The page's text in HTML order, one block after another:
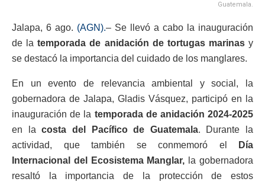
Guatemala.
Jalapa, 6 ago. (AGN).– Se llevó a cabo la inauguración
de latemporada de anidación de tortugas marinasy
se destacó la importancia del cuidado de los manglares.
En un evento de relevancia ambiental y social, la
gobernadora de Jalapa, Gladis Vásquez, participó en la
inauguración de la temporada de anidación 2024-2025
en lacosta del Pacífico de Guatemala. Durante la
actividad, que también se conmemoró el
Día
Internacional del Ecosistema Manglar, la gobernadora
resaltó la importancia de la protección de estos